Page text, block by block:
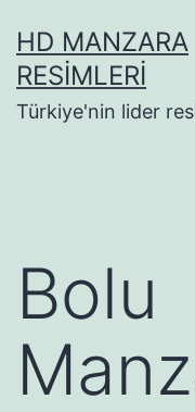
geçHD MANZARA
RESIMLERI
Türkiye'nin lider
Bolu